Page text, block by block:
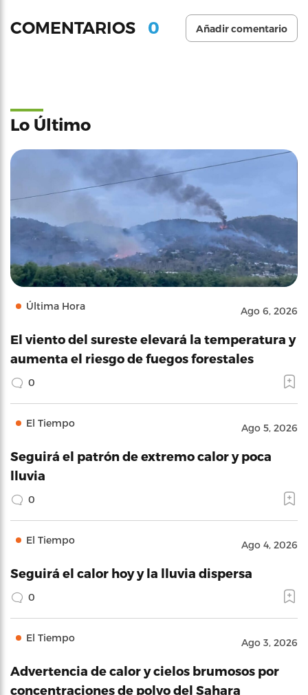
COMENTARIOS 0 Añadir comentario
Lo Último
Última Hora Ago 6, 2026
El viento del sureste elevará la temperatura y
aumenta el riesgo de fuegos forestales
0
El Tiempo Ago 5, 2026
Seguirá el patrón de extremo calor y poca
lluvia
0
El Tiempo Ago 4, 2026
Seguirá el calor hoy y la lluvia dispersa
0
El Tiempo Ago 3, 2026
Advertencia de calor y cielos brumosos por
concentraciones de polvo del Sahara